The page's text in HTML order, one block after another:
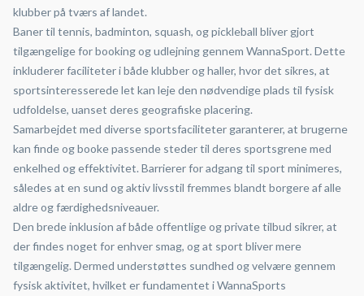
klubber på tværs af landet.
Baner til tennis, badminton, squash, og pickleball bliver gjort
tilgængelige for booking og udlejning gennem WannaSport. Dette
inkluderer faciliteter i både klubber og haller, hvor det sikres, at
sportsinteresserede let kan leje den nødvendige plads til fysisk
udfoldelse, uanset deres geografiske placering.
Samarbejdet med diverse sportsfaciliteter garanterer, at brugerne
kan finde og booke passende steder til deres sportsgrene med
enkelhed og effektivitet. Barrierer for adgang til sport minimeres,
således at en sund og aktiv livsstil fremmes blandt borgere af alle
aldre og færdighedsniveauer.
Den brede inklusion af både offentlige og private tilbud sikrer, at
der findes noget for enhver smag, og at sport bliver mere
tilgængelig. Dermed understøttes sundhed og velvære gennem
fysisk aktivitet, hvilket er fundamentet i WannaSports